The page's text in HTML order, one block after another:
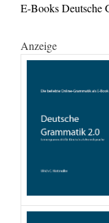
E-Books Deutsche
Anzeige